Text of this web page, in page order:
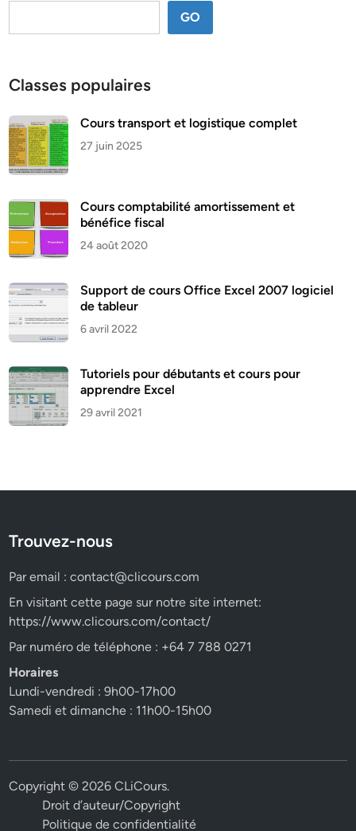
GO
Classes populaires
Cours transport et logistique complet
27 juin 2025
Cours comptabilité amortissement et
bénéfice fiscal
24 août 2020
Support de cours Office Excel 2007 logiciel
de tableur
6 avril 2022
Tutoriels pour débutants et cours pour
apprendre Excel
29 avril 2021
Trouvez-nous
Par email :contact@clicours.com
En visitant cette page sur notre site internet:
https://www.clicours.com/contact/
Par numéro de téléphone : +64 7 788 0271
Horaires
Lundi-vendredi : 9h00-17h00
Samedi et dimanche : 11h00-15h00
Copyright © 2026CLiCours.
Droit d’auteur/Copyright
Politique de confidentialité